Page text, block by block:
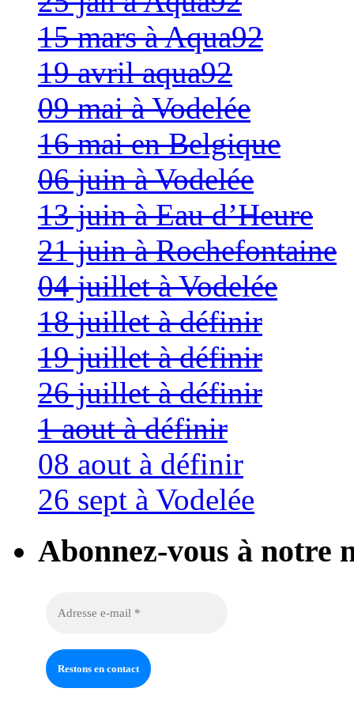
15 mars à Aqua92
19 avril aqua92
09 mai à Vodelée
16 mai en Belgique
06 juin à Vodelée
13 juin à Eau d’Heure
21 juin à Rochefontaine
04 juillet à Vodelée
18 juillet à définir
19 juillet à définir
26 juillet à définir
1 aout à définir
08 aout à définir
26 sept à Vodelée
Abonnez-vous à notre